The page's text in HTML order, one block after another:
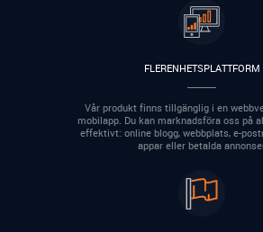
FLERENHETSPLATTFORM
Vår produkt finns tillgänglig i en
mobilapp. Du kan marknadsföra oss på
effektivt: online blogg, webbplats, e-
appar eller betalda